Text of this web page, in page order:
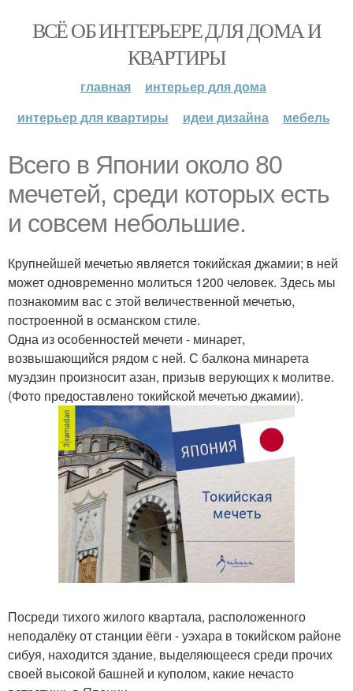
ВСЁ ОБ ИНТЕРЬЕРЕ ДЛЯ ДОМА И
КВАРТИРЫ
главная
интерьер для дома
интерьер для квартиры
идеи дизайна мебель
Всего в Японии около 80
мечетей, среди которых есть
и совсем небольшие.
Крупнейшей мечетью является токийская джамии; в ней
может одновременно молиться 1200 человек. Здесь мы
познакомим вас с этой величественной мечетью,
построенной в османском стиле.
Одна из особенностей мечети - минарет,
возвышающийся рядом с ней. С балкона минарета
муэдзин произносит азан, призыв верующих к молитве.
(Фото предоставлено токийской мечетью джамии).
Посреди тихого жилого квартала, расположенного
неподалёку от станции ёёги - уэхара в токийском районе
сибуя, находится здание, выделяющееся среди прочих
своей высокой башней и куполом, какие нечасто